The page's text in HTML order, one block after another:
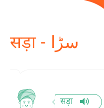
सड़ा - سڑا
सड़ा